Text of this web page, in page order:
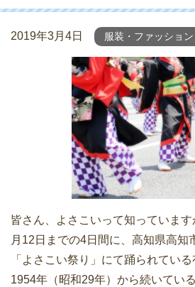
2019年3月4日 服装・ファッション
皆さん、よさこいって知っていま
月12日までの4日間に、高知県高知
「よさこい祭り」にて踊られている
1954年（昭和29年）から続いてい